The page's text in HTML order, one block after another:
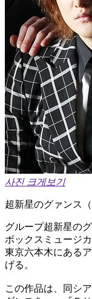
사진 크게보기
超新星のグァンス
グループ超新星の
ボックスミュージ
東京六本木にある
げる。
この作品は、同シ